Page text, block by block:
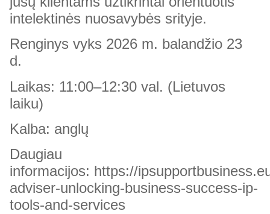
intelektinės nuosavybės srityje.
Renginys vyks 2026 m. balandžio 23
d.
Laikas: 11:00–12:30 val. (Lietuvos
laiku)
Kalba: anglų
Daugiau
informacijos: https://
adviser-unlocking-business-success-ip-
tools-and-services